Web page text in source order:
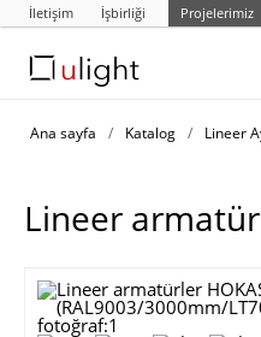
İletişim İşbirliği Projelerimiz
Ana sayfa / Katalog / Lineer
Lineer